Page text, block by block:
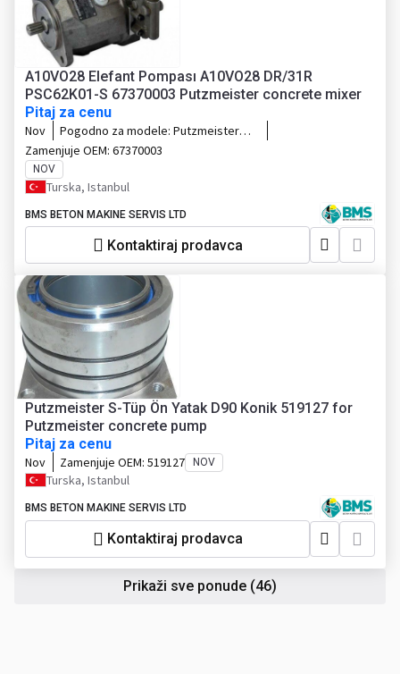
A10VO28 Elefant Pompası A10VO28 DR/31R
PSC62K01-S 67370003 Putzmeister concrete mixer
Pitaj za cenu
Nov Pogodno za modele: Putzmeister
concrete mixer
Zamenjuje OEM: 67370003
NOV
Turska, Istanbul
BMS BETON MAKINE SERVIS LTD
Kontaktiraj prodavca
Putzmeister S-Tüp Ön Yatak D90 Konik 519127 for
Putzmeister concrete pump
Pitaj za cenu
Nov Zamenjuje OEM: 519127 NOV
Turska, Istanbul
BMS BETON MAKINE SERVIS LTD
Kontaktiraj prodavca
Prikaži sve ponude (46)